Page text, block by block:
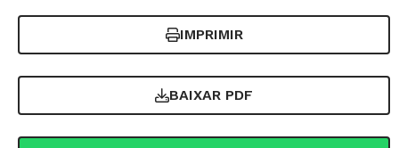
IMPRIMIR
BAIXAR PDF